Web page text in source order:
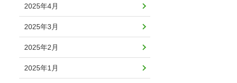
2025年4月
2025年3月
2025年2月
2025年1月